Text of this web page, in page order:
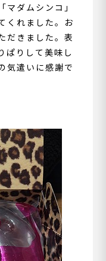
ダムシンコ」
くれました。お
だきました。表
ぱりして美味し
気遣いに感謝で